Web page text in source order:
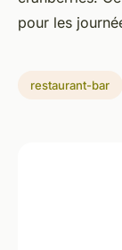
pour les
restaurant-bar